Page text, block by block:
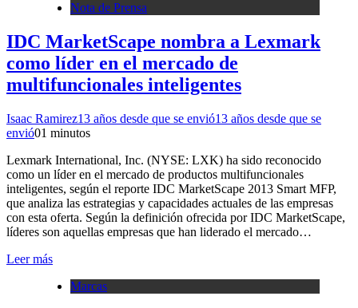
Nota de Prensa
IDC MarketScape nombra a Lexmark
como líder en el mercado de
multifuncionales inteligentes
Isaac Ramirez13 años desde que se envió13 años desde que se
envió01 minutos
Lexmark International, Inc. (NYSE: LXK) ha sido reconocido
como un líder en el mercado de productos multifuncionales
inteligentes, según el reporte IDC MarketScape 2013 Smart MFP,
que analiza las estrategias y capacidades actuales de las empresas
con esta oferta. Según la definición ofrecida por IDC MarketScape,
líderes son aquellas empresas que han liderado el mercado…
Leer más
Marcas